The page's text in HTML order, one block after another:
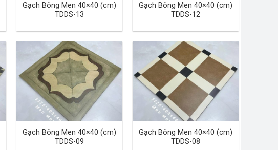
Gạch Bông Men 40×40 (cm)
TDDS-13
Gạch Bông Men 40×40 (cm)
TDDS-12
Gạch Bông Men 40×40 (cm)
TDDS-09
Gạch Bông Men 40×40 (cm)
TDDS-08